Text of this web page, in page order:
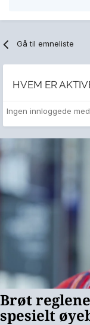
Gå til emneliste
HVEM ER
Ingen innloggede